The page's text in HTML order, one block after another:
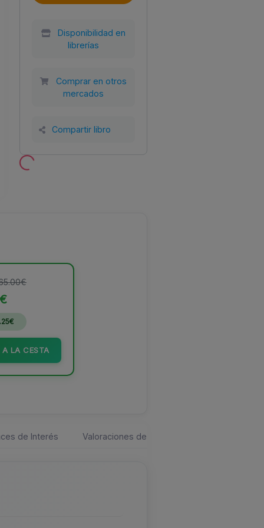
librerías
mercados
Compartir libro
LA CESTA
de Interés Valoraciones de los usuarios